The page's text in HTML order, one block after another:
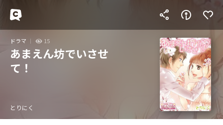
ドラマ 15
あまえん坊でいさせ
て！
とりにく